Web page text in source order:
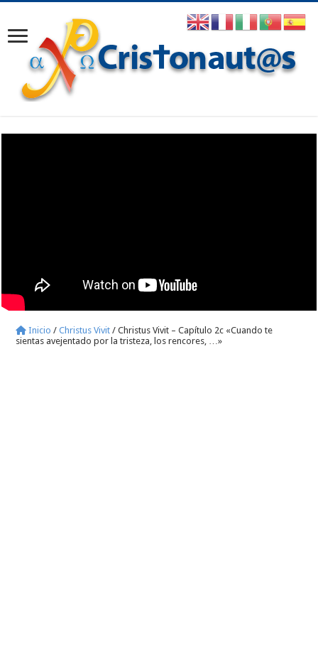
Inicio / Christus Vivit / Christus Vivit – Capítulo 2c «Cuando te
sientas avejentado por la tristeza, los rencores, …»